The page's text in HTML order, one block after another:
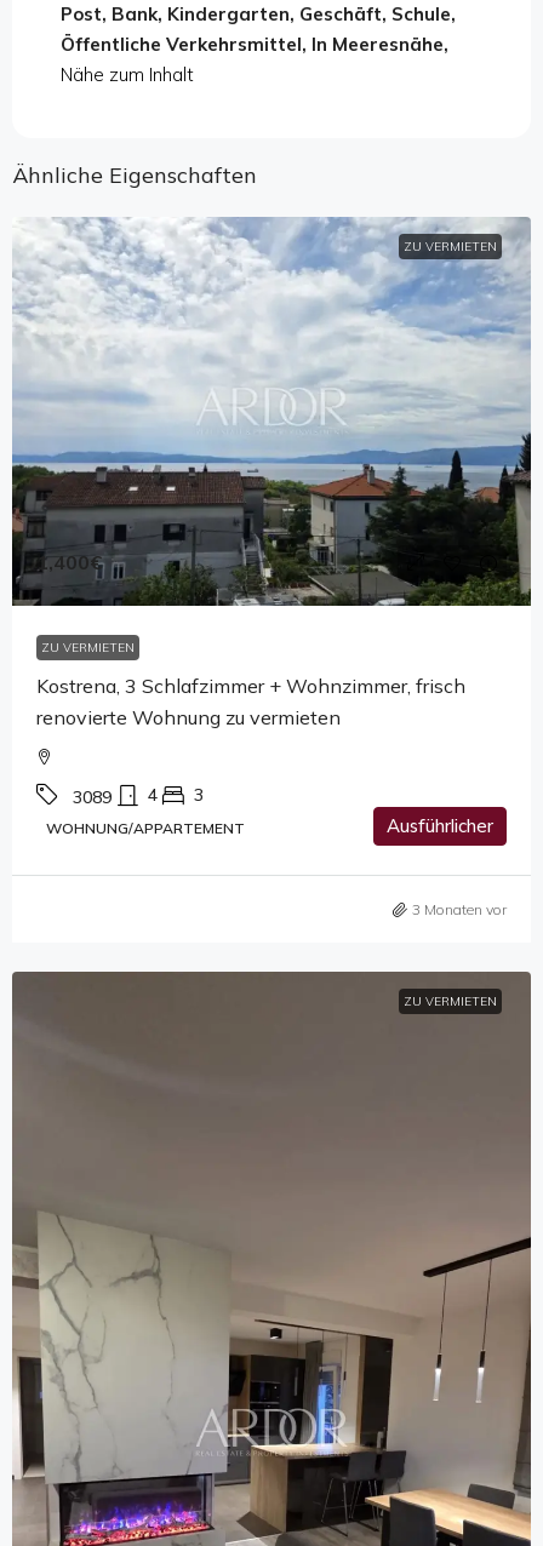
Post, Bank, Kindergarten, Geschäft, Schule,
Öffentliche Verkehrsmittel, In Meeresnähe,
Nähe zum Inhalt
Ähnliche Eigenschaften
ZU VERMIETEN
1,400€
ZU VERMIETEN
Kostrena, 3 Schlafzimmer + Wohnzimmer, frisch
renovierte Wohnung zu vermieten
3089 4 3
WOHNUNG/APPARTEMENT Ausführlicher
3 Monaten vor
ZU VERMIETEN